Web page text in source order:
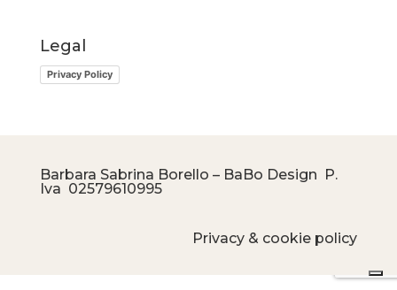
Legal
Privacy Policy
Barbara Sabrina Borello – BaBo Design P.
Iva 02579610995
Privacy & cookie policy